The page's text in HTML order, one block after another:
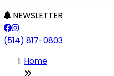
NEWSLETTER
(514) 817-0803
Home